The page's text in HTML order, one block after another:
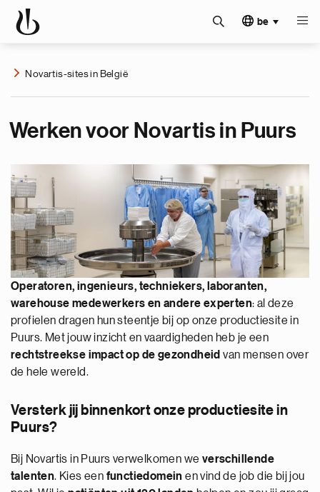
be
Novartis-sites in België
Werken voor Novartis in Puurs
Operatoren, ingenieurs, techniekers, laboranten,
warehouse medewerkers en andere experten: al deze
profielen dragen hun steentje bij op onze productiesite in
Puurs. Met jouw inzicht en vaardigheden heb je een
rechtstreekse impact op de gezondheid van mensen over
de hele wereld.
Versterk jij binnenkort onze productiesite in
Puurs?
Bij Novartis in Puurs verwelkomen we verschillende
talenten. Kies een functiedomein en vind de job die bij jou